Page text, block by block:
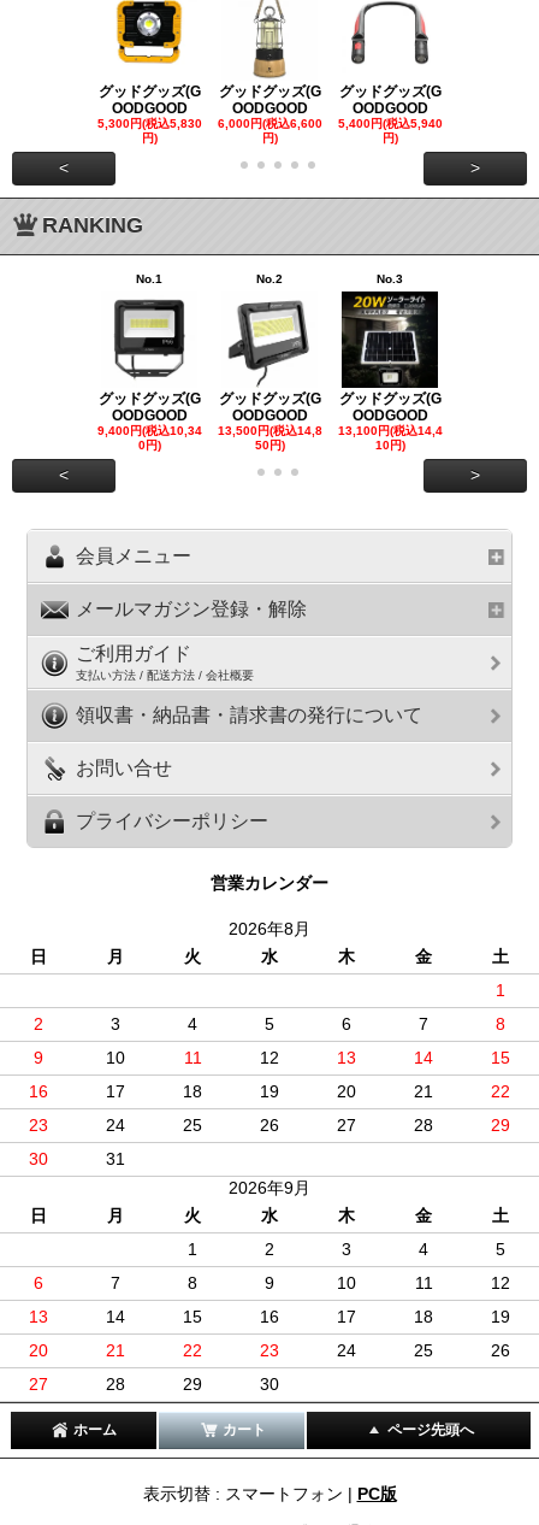
グッドグッズ(G
OODGOOD
5,300円(税込5,830
円)
グッドグッズ(G
OODGOOD
6,000円(税込6,600
円)
グッドグッズ(G
OODGOOD
5,400円(税込5,940
円)
< >
RANKING
No.1
グッドグッズ(G
OODGOOD
9,400円(税込10,34
0円)
No.2
グッドグッズ(G
OODGOOD
13,500円(税込14,8
50円)
No.3
グッドグッズ(G
OODGOOD
13,100円(税込14,4
10円)
< >
会員メニュー
メールマガジン登録・解除
ご利用ガイド
支払い方法 / 配送方法 / 会社概要
領収書・納品書・請求書の発行について
お問い合せ
プライバシーポリシー
営業カレンダー
2026年8月
日
月 火 水 木 金
土
1
2
3 4 5 6 7
8
9
10 11 12 13 14
15
16
17 18 19 20 21
22
23
24 25 26 27 28
29
30
31
2026年9月
日
月 火 水 木 金
土
1
2 3 4
5
6
7 8 9 10 11
12
13
14 15 16 17 18
19
20
21 22 23 24 25
26
27
28 29 30
ホーム カート ページ先頭へ
表示切替 : スマートフォン | PC版